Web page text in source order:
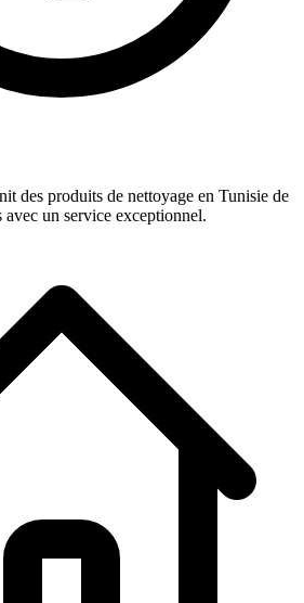
des produits de nettoyage en Tunisie de
avec un service exceptionnel.